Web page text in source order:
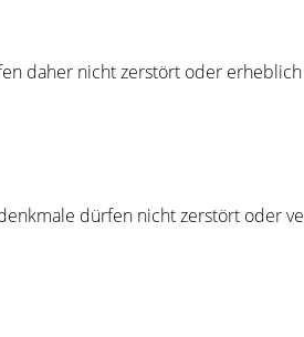
daher nicht zerstört oder
dürfen nicht zerstört oder